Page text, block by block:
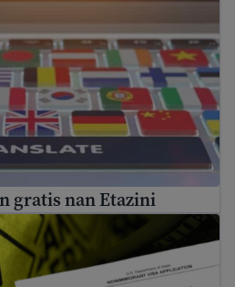
gratis nan Etazini
frod imigrasyon komen yo